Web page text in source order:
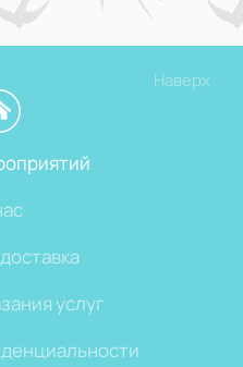
Наверх
услуг